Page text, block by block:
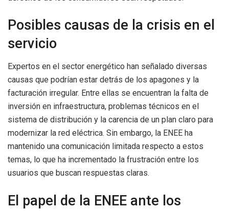
Posibles causas de la crisis en el
servicio
Expertos en el sector energético han señalado diversas
causas que podrían estar detrás de los apagones y la
facturación irregular. Entre ellas se encuentran la falta de
inversión en infraestructura, problemas técnicos en el
sistema de distribución y la carencia de un plan claro para
modernizar la red eléctrica. Sin embargo, la ENEE ha
mantenido una comunicación limitada respecto a estos
temas, lo que ha incrementado la frustración entre los
usuarios que buscan respuestas claras.
El papel de la ENEE ante los